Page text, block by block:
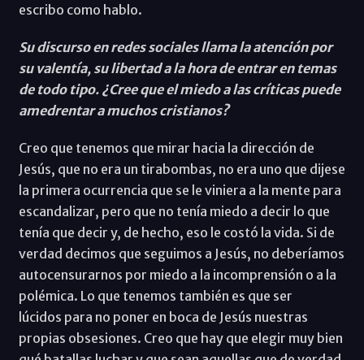
escribo como hablo.
Su discurso en redes sociales llama la atención por
su valentía, su libertad a la hora de entrar en temas
de todo tipo. ¿Cree que el miedo a las críticas puede
amedrentar a muchos cristianos?
Creo que tenemos que mirar hacia la dirección de
Jesús, que no era un tirabombas, no era uno que dijese
la primera ocurrencia que se le viniera a la mente para
escandalizar, pero que no tenía miedo a decir lo que
tenía que decir y, de hecho, eso le costó la vida. Si de
verdad decimos que seguimos a Jesús, no deberíamos
autocensurarnos por miedo a la incomprensión o a la
polémica. Lo que tenemos también es que ser
lúcidos para no poner en boca de Jesús nuestras
propias obsesiones. Creo que hay que elegir muy bien